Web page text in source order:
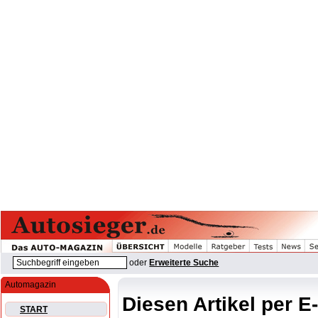
oder Erweiterte Suche
Automagazin
START Diesen Artikel per